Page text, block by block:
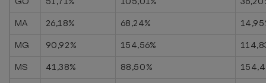
MA
26,18% 68,24%
MG
90,92% 154,56%
MS
41,38% 88,50%